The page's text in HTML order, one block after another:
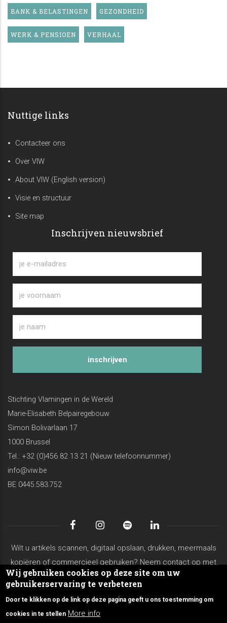
BANK & BELASTINGEN GEZONDHEID
WERK & PENSIOEN VERHAAL
Nuttige links
Contacteer ons
Over VIW
About VIW (English version)
Visie en structuur
Site map
Inschrijven nieuwsbrief
inschrijven
Stichting Vlamingen in de Wereld
Marie-Elisabeth Belpairegebouw
Simon Bolivarlaan 17
1000 Brussel
Tel.: +32 (0)456 82 13 21 (Nieuw telefoonnummer)
info@viw.be
BE 0445.583.752
Wilt u artikels scannen, digitaal opslaan, drukken, meermaals
kopiëren of commercieel gebruiken? Neem contact op met
koen.vanderschaeghe@viw.be
Algemene voorwaarden Privacy Policy
Site Map
Over VIW
Wij gebruiken cookies op deze site om uw
gebruikerservaring te verbeteren
Door te klikken op de link op deze pagina geeft u ons toestemming om
cookies in te stellen More info